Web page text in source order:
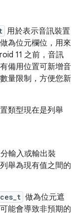
用於表示音訊裝置
為位元欄位，用來
11 之前，音訊
備用位置可新增音
量限制，方便您新
類型現在是列舉
輸入或輸出裝
舉為現有值之間的
做為位元遮
能會導致非預期的